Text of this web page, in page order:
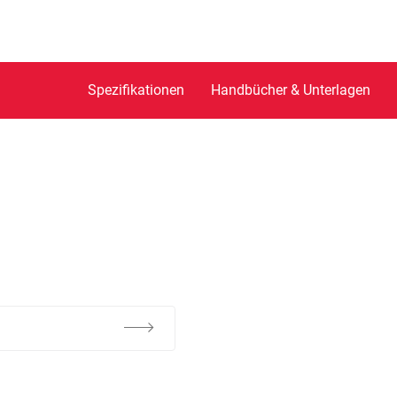
Spezifikationen Handbücher & Unterlagen